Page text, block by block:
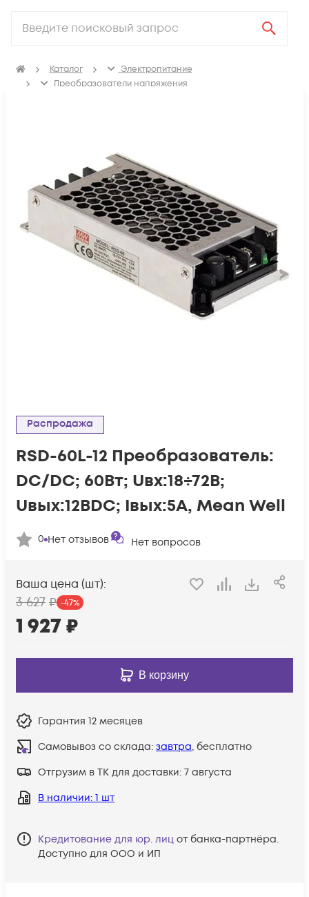
Каталог
Электропитание
Преобразователи напряжения
Распродажа
RSD-60L-12 Преобразователь:
DC/DC; 60Вт; Uвх:18÷72В;
Uвых:12ВDC; Iвых:5А, Mean Well
0 Нет отзывов Нет вопросов
Ваша цена (шт):
3 627 ₽ -47%
1 927₽
В корзину
Гарантия 12 месяцев
Самовывоз со склада: завтра, бесплатно
Отгрузим в ТК для доставки: 7 августа
В наличии: 1 шт
Кредитование для юр. лиц от банка-партнёра.
Доступно для ООО и ИП